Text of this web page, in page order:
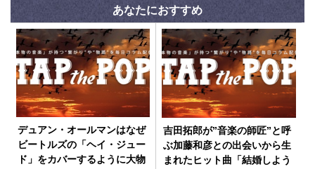
あなたにおすすめ
デュアン・オールマンはなぜ
ビートルズの「ヘイ・ジュー
ド」をカバーするように大物
吉田拓郎が”音楽の師匠”と呼
ぶ加藤和彦との出会いから生
まれたヒット曲「結婚しよう